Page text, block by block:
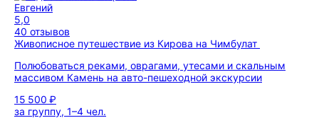
Евгений
5,0
40 отзывов
Живописное путешествие из Кирова на Чимбулат
Полюбоваться реками, оврагами, утесами и скальным
массивом Камень на авто-пешеходной экскурсии
15 500 ₽
за группу, 1–4 чел.